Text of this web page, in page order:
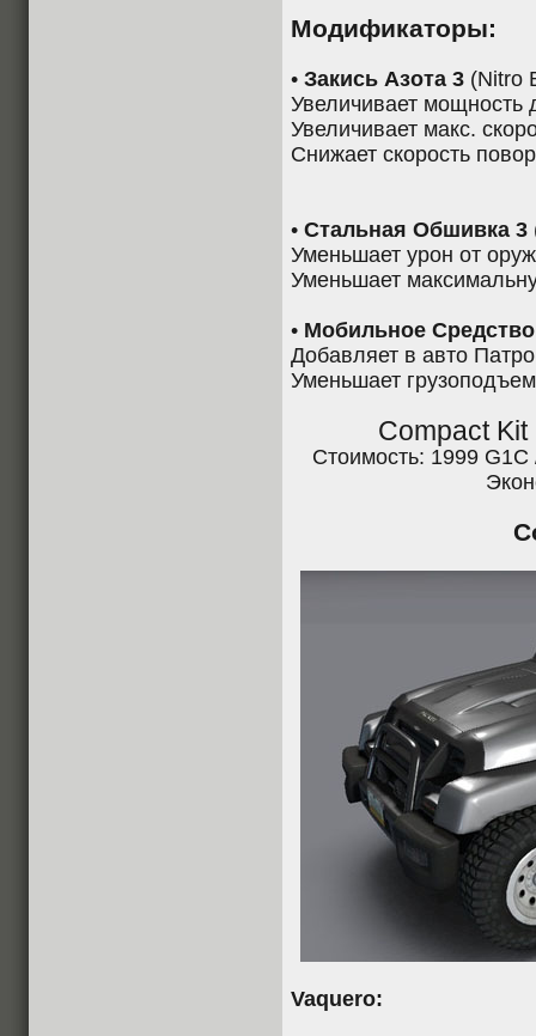
Модификаторы:
• Закись Азота 3 (Nitro
Увеличивает мощность
Увеличивает макс.
Снижает скорость
• Стальная Обшивка 3
Уменьшает урон от
Уменьшает
• Мобильное
Добавляет в авто
Уменьшает
Compact
Стоимость: 1999
Vaquero: